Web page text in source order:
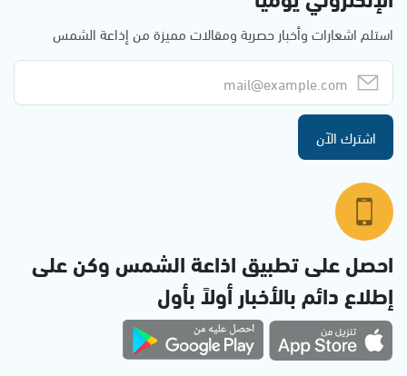
استلم اشعارات وأخبار حصرية ومقالات مميزة من إذاعة الشمس
اشترك الآن
احصل على تطبيق اذاعة الشمس وكن على
إطلاع دائم بالأخبار أولاً بأول